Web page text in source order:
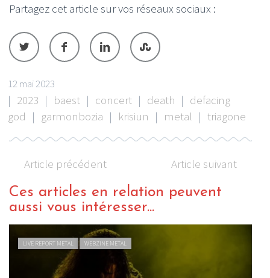
Partagez cet article sur vos réseaux sociaux :
12 mai 2023
| 2023 | baest | concert | death | defacing
god | garmonbozia | krisiun | metal | triagone
Article précédent Article suivant
Ces articles en relation peuvent
aussi vous intéresser...
VIDEO METAL WEBZINE METAL